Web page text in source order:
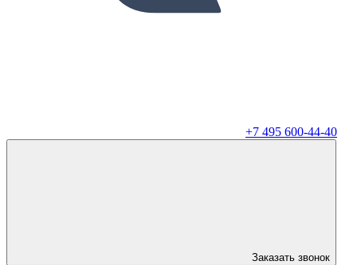
+7 495 600-44-40
Заказать звонок